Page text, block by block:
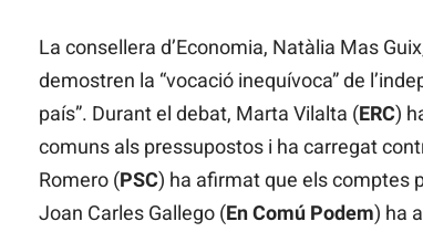
La consellera d’Economia, Natàlia Mas
demostren la “vocació inequívoca” de
país”. Durant el debat, Marta Vilalta (ERC)
comuns als pressupostos i ha carregat
Romero (PSC) ha afirmat que els comptes
Joan Carles Gallego (En Comú Podem) ha